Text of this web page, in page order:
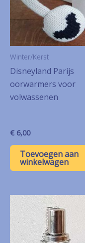
Winter/Kerst
Disneyland Parijs
oorwarmers voor
volwassenen
€ 6,00
Toevoegen aan
winkelwagen